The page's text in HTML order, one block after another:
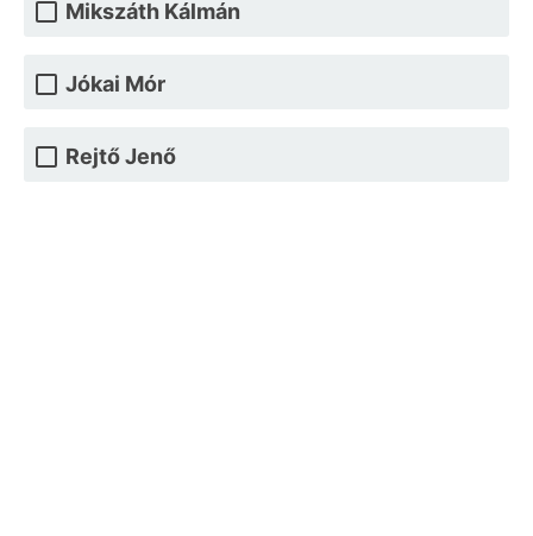
Mikszáth Kálmán
Jókai Mór
Rejtő Jenő